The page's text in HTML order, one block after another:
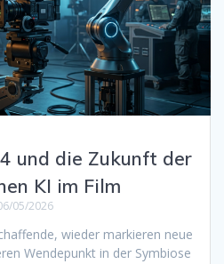
und die Zukunft der
KI im Film
05/2026
wieder markieren neue
Wendepunkt in der Symbiose